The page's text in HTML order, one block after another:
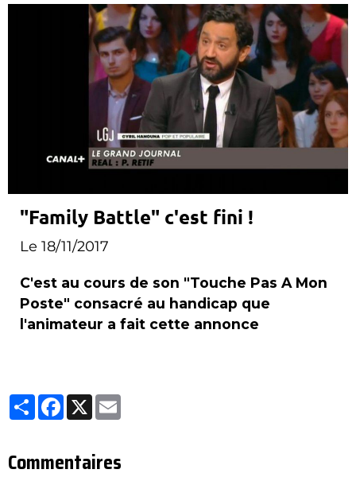
"Family Battle" c'est fini !
Le 18/11/2017
C'est au cours de son "Touche Pas A Mon
Poste" consacré au handicap que
l'animateur a fait cette annonce
Partager
Facebook
X
Commentaires